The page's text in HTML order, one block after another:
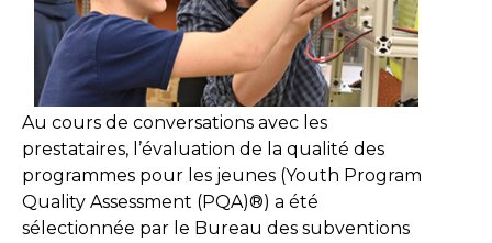
Au cours de conversations avec les
prestataires, l’évaluation de la qualité des
programmes pour les jeunes (Youth Program
Quality Assessment (PQA)®) a été
sélectionnée par le Bureau des subventions